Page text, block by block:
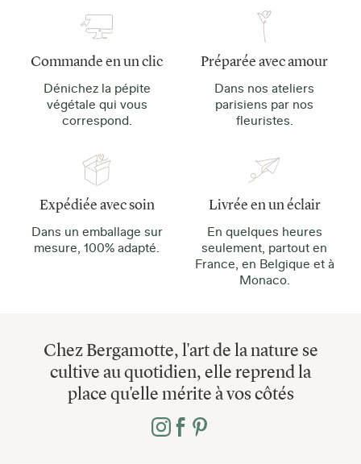
Commande en un clic
Dénichez la pépite
végétale qui vous
correspond.
Préparée avec amour
Dans nos ateliers
parisiens par nos
fleuristes.
Expédiée avec soin
Dans un emballage sur
mesure, 100% adapté.
Livrée en un éclair
En quelques heures
seulement, partout en
France, en Belgique et à
Monaco.
Chez Bergamotte, l'art de la nature se
cultive au quotidien, elle reprend la
place qu'elle mérite à vos côtés